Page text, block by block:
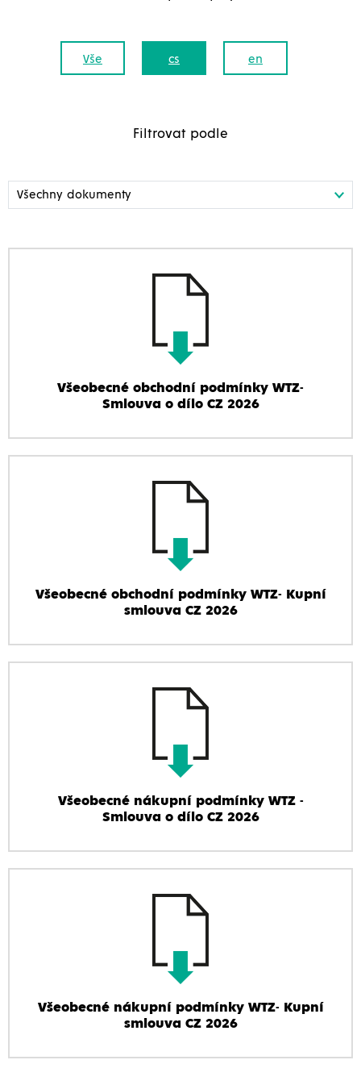
Vše cs en
Filtrovat podle
Všeobecné obchodní podmínky WTZ-
Smlouva o dílo CZ 2026
Všeobecné obchodní podmínky WTZ- Kupní
smlouva CZ 2026
Všeobecné nákupní podmínky WTZ -
Smlouva o dílo CZ 2026
Všeobecné nákupní podmínky WTZ- Kupní
smlouva CZ 2026